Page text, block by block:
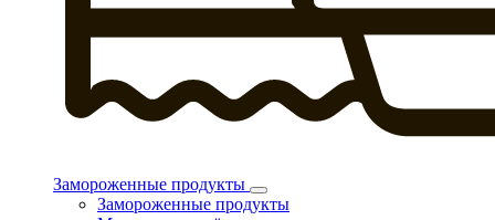
Замороженные продукты
Замороженные продукты